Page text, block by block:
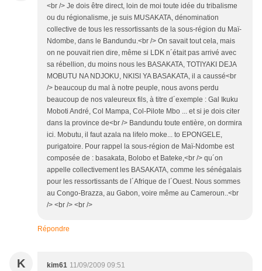
<br /> Je dois être direct, loin de moi toute idée du tribalisme
ou du régionalisme, je suis MUSAKATA, dénomination
collective de tous les ressortissants de la sous-région du Maï-
Ndombe, dans le Bandundu.<br /> On savait tout cela, mais
on ne pouvait rien dire, même si LDK n´était pas arrivé avec
sa rébellion, du moins nous les BASAKATA, TOTIYAKI DEJA
MOBUTU NA NDJOKU, NKISI YA BASAKATA, il a caussé<br
/> beaucoup du mal à notre peuple, nous avons perdu
beaucoup de nos valeureux fils, à titre d´exemple : Gal Ikuku
Moboti André, Col Mampa, Col-Pilote Mbo ... et si je dois citer
dans la province de<br /> Bandundu toute entière, on dormira
ici. Mobutu, il faut azala na lifelo moke... to EPONGELE,
purigatoire. Pour rappel la sous-région de Maï-Ndombe est
composée de : basakata, Bolobo et Bateke,<br /> qu´on
appelle collectivement les BASAKATA, comme les sénégalais
pour les ressortissants de l´Afrique de l´Ouest. Nous sommes
au Congo-Brazza, au Gabon, voire même au Cameroun..<br
/> <br /> <br />
Répondre
K kim61 11/09/2009 09:51